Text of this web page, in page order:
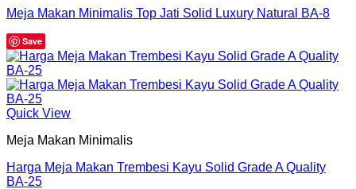
Meja Makan Minimalis Top Jati Solid Luxury Natural BA-8
Save
Quick View
Meja Makan Minimalis
Harga Meja Makan Trembesi Kayu Solid Grade A Quality
BA-25